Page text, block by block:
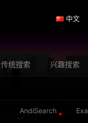
中文
传统搜索 兴趣搜索
AndiSearch Exa